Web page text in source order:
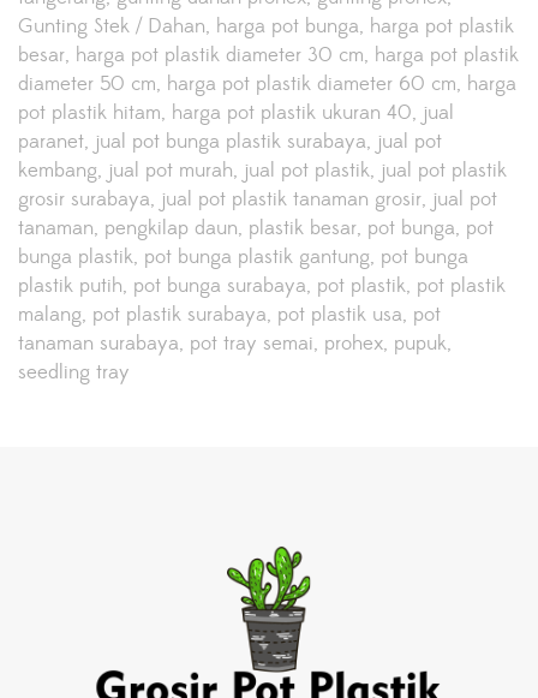
Gunting Stek / Dahan harga pot bunga harga pot plastik
besar harga pot plastik diameter 30 cm harga pot plastik
diameter 50 cm harga pot plastik diameter 60 cm harga
pot plastik hitam harga pot plastik ukuran 40 jual
paranet jual pot bunga plastik surabaya jual pot
kembang jual pot murah jual pot plastik jual pot plastik
grosir surabaya jual pot plastik tanaman grosir jual pot
tanaman pengkilap daun plastik besar pot bunga pot
bunga plastik pot bunga plastik gantung pot bunga
plastik putih pot bunga surabaya pot plastik pot plastik
malang pot plastik surabaya pot plastik usa pot
tanaman surabaya pot tray semai prohex pupuk
seedling tray